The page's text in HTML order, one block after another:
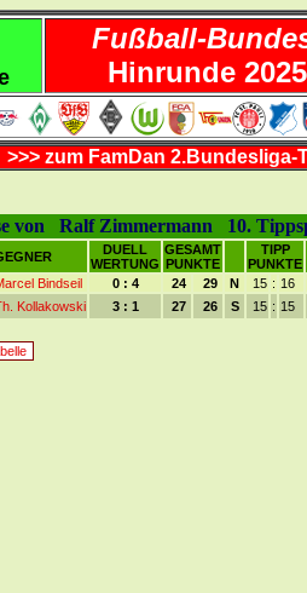
Fußball-
Hinrunde
>>> zum FamDan
von Ralf Zimmermann 10.
DUELL
WERTUNG
GESAMT
PUNKTE
TIPP
PUNKTE
Bindseil 0 : 4 24 29 N 15 : 16
Kollakowski 3 : 1 27 26 S 15 : 15